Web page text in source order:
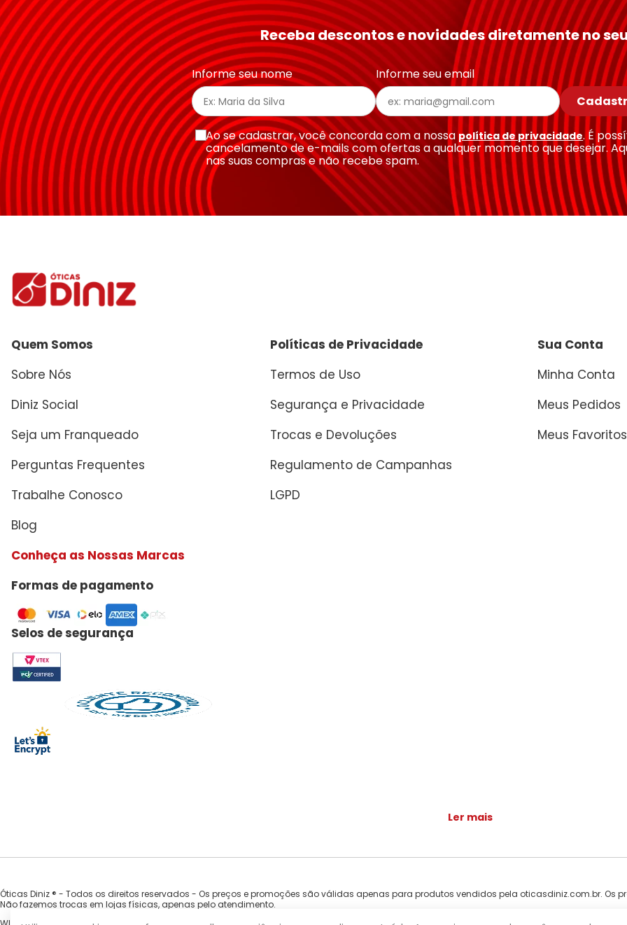
Seu nome
Endereço de email
Escreva uma avaliação
Receba descontos e novidades diretamente no
Informe seu nome
Informe seu email
Ao se cadastrar, você concorda com a nossa política de privacidade. É
cancelamento de e-mails com ofertas a qualquer momento que desejar.
nas suas compras e não recebe spam.
Quem Somos
Sobre Nós
Diniz Social
Seja um Franqueado
Perguntas Frequentes
Trabalhe Conosco
Blog
Conheça as Nossas Marcas
Políticas de Privacidade
Termos de Uso
Segurança e Privacidade
Trocas e Devoluções
Regulamento de Campanhas
LGPD
Sua Conta
Minha Conta
Meus Pedidos
Meus Favoritos
Formas de pagamento
Selos de segurança
Ler mais
Óticas Diniz ® - Todos os direitos reservados - Os preços e promoções são válidas apenas para produtos vendidos pela oticasdiniz.com.br. Os
Não fazemos trocas em lojas físicas, apenas pelo atendimento.